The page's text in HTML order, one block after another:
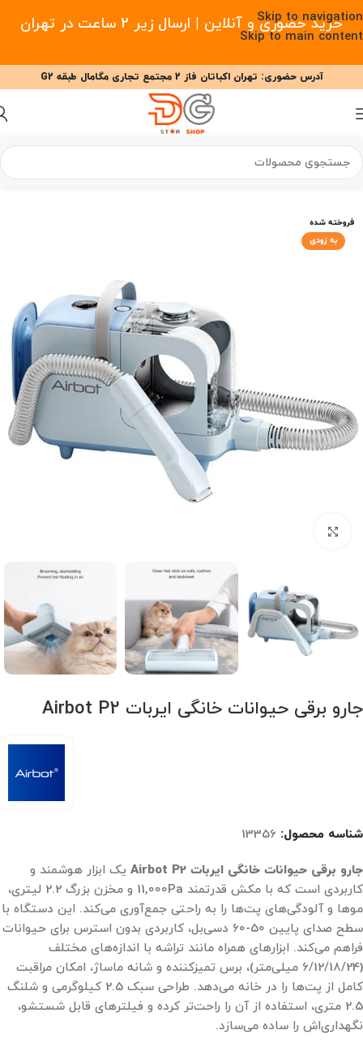
Skip to navigation
Skip to main content
خرید حضوری و آنلاین | ارسال زیر 2 ساعت در تهران
09377477910 - 09127708341 علیزاده
آدرس حضوری: تهران اکباتان فاز 2 مجتمع تجاری مگامال طبقه G2
خانه/خانه هوشمند/جارو برقی ایربات
فروخته شده
به زودی
جارو برقی حیوانات خانگی ایربات Airbot P2
شناسه محصول: 13356
جارو برقی حیوانات خانگی ایربات Airbot P2
یک ابزار هوشمند و
کاربردی است که با مکش قدرتمند 11,000Pa و مخزن بزرگ 2.2 لیتری،
موها و آلودگی‌های پت‌ها را به راحتی جمع‌آوری می‌کند. این دستگاه با
سطح صدای پایین 50-60 دسی‌بل، کاربردی بدون استرس برای حیوانات
فراهم می‌کند. ابزارهای همراه مانند تراشه با اندازه‌های مختلف
(6/12/18/24 میلی‌متر)، برس تمیزکننده و شانه ماساژ، امکان مراقبت
کامل از پت‌ها را در خانه می‌دهد. طراحی سبک 2.5 کیلوگرمی و شلنگ
2.5 متری، استفاده از آن را راحت‌تر کرده و فیلترهای قابل شستشو،
نگهداری‌اش را ساده می‌سازد.